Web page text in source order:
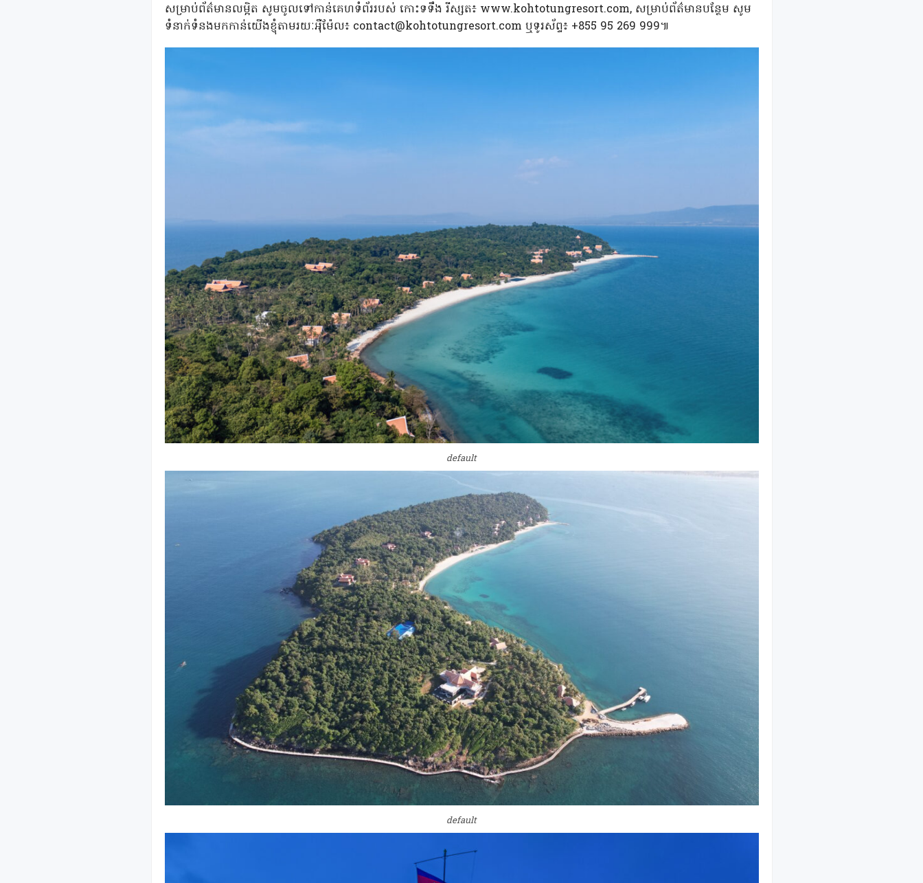
សម្រាប់ព័ត៌មានលម្អិត សូមចូលទៅកាន់គេហទំព័ររបស់ កោះទទឹង រីស្សត៖ www.kohtotungresort.com, សម្រាប់ព័ត៌មានបន្ថែម សូម
ទំនាក់ទំនងមកកាន់យើងខ្ញុំតាមរយៈអ៉ឺម៉ែល៖ contact@kohtotungresort.com ឬទូរស័ព្ទ៖ +855 95 269 999៕
default
default